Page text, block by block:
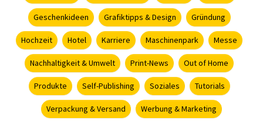
Geschenkideen Grafiktipps & Design Gründung
Hochzeit Hotel Karriere Maschinenpark Messe
Nachhaltigkeit & Umwelt Print-News Out of Home
Produkte Self-Publishing Soziales Tutorials
Verpackung & Versand Werbung & Marketing